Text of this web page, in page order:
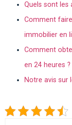
Quels sont les
Comment
immobilier en
Comment
en 24 heures ?
Notre avis sur